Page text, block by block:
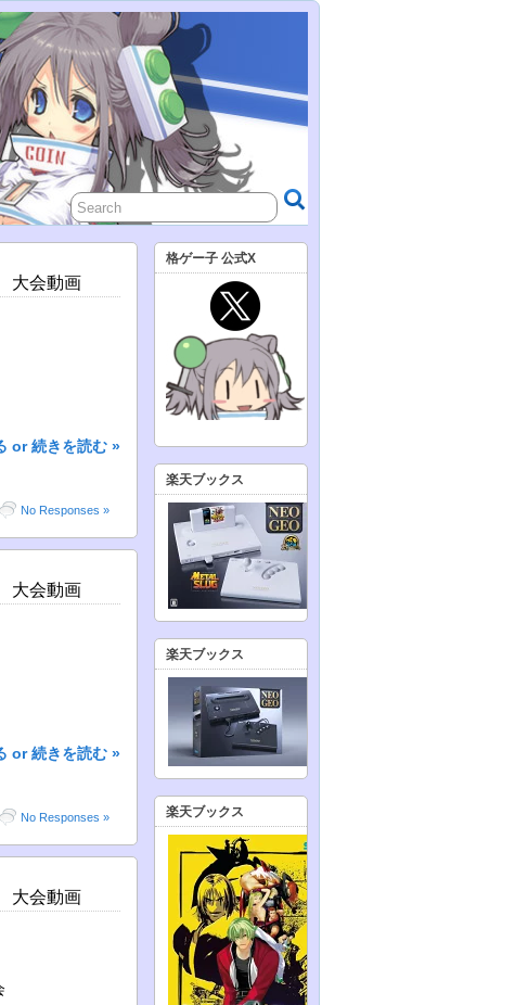
大会動画
or 続きを読む »
No Responses »
大会動画
or 続きを読む »
No Responses »
大会動画
格ゲー子 公式X
楽天ブックス
楽天ブックス
楽天ブックス